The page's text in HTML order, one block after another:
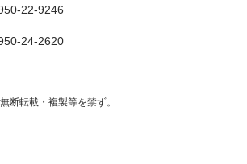
22-9246
24-2620
断転載・複製等を禁ず。